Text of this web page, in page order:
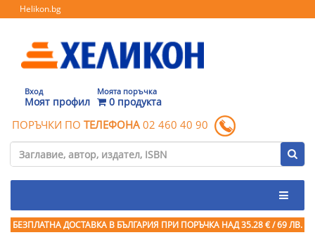
Helikon.bg
Вход
Моят профил
Моята поръчка
0 продукта
ПОРЪЧКИ ПО ТЕЛЕФОНА 02 460 40 90
БЕЗПЛАТНА ДОСТАВКА В БЪЛГАРИЯ ПРИ ПОРЪЧКА НАД 35.28 € / 69 ЛВ.